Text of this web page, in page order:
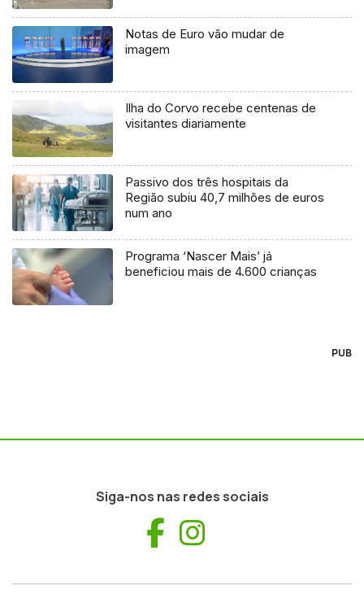
Notas de Euro vão mudar de
imagem
Ilha do Corvo recebe centenas de
visitantes diariamente
Passivo dos três hospitais da
Região subiu 40,7 milhões de euros
num ano
Programa ‘Nascer Mais’ já
beneficiou mais de 4.600 crianças
PUB
Siga-nos nas redes sociais
Facebook